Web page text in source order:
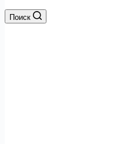
Поиск